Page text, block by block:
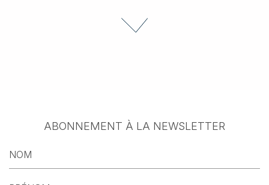
ABONNEMENT À LA NEWSLETTER